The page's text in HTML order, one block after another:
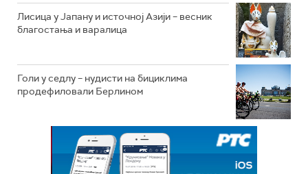
Лисица у Јапану и источној Азији – весник
благостања и варалица
Голи у седлу – нудисти на бициклима
продефиловали Берлином